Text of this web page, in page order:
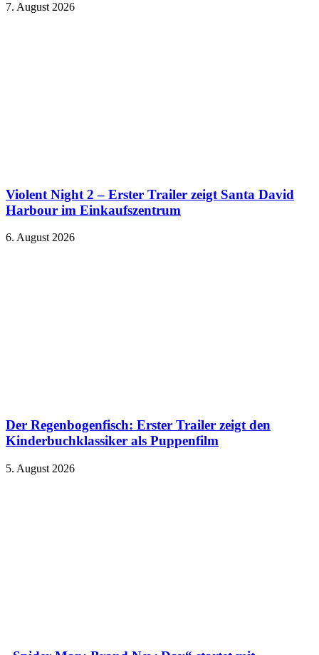
7. August 2026
Violent Night 2 – Erster Trailer zeigt Santa David
Harbour im Einkaufszentrum
6. August 2026
Der Regenbogenfisch: Erster Trailer zeigt den
Kinderbuchklassiker als Puppenfilm
5. August 2026